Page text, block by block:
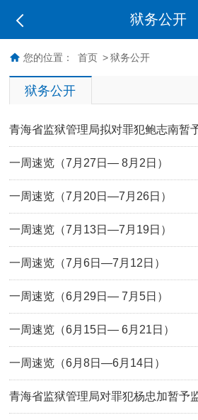
狱务公开
您的位置： 首页 > 狱务公开
狱务公开
青海省监狱管理局拟对罪犯鲍志南暂
公示
一周速览（7月27日— 8月2日）
一周速览（7月20日—7月26日）
一周速览（7月13日—7月19日）
一周速览（7月6日—7月12日）
一周速览（6月29日— 7月5日）
一周速览（6月15日— 6月21日）
一周速览（6月8日—6月14日）
青海省监狱管理局对罪犯杨忠加暂予